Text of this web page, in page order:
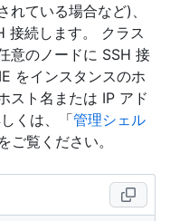
れている場合など)、
接続します。 クラス
意のノードに SSH 接
をインスタンスのホ
スト名または IP アド
くは、「管理シェル
ご覧ください。